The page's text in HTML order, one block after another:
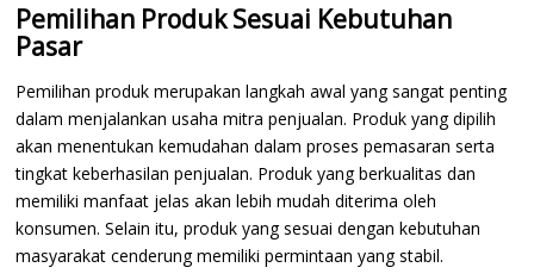
Pemilihan Produk Sesuai Kebutuhan
Pasar
Pemilihan produk merupakan langkah awal yang sangat penting
dalam menjalankan usaha mitra penjualan. Produk yang dipilih
akan menentukan kemudahan dalam proses pemasaran serta
tingkat keberhasilan penjualan. Produk yang berkualitas dan
memiliki manfaat jelas akan lebih mudah diterima oleh
konsumen. Selain itu, produk yang sesuai dengan kebutuhan
masyarakat cenderung memiliki permintaan yang stabil.